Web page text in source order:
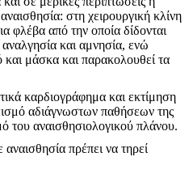
στη χειρουργική κλίνη
φλέβα από την οποία δίδονται
και αμνησία, ενώ
μάσκα και παρακολουθεί τα
καρδιογράφημα και εκτίμηση
αδιάγνωστων παθήσεων της
του αναισθησιολογικού πλάνου.
πρέπει να τηρεί